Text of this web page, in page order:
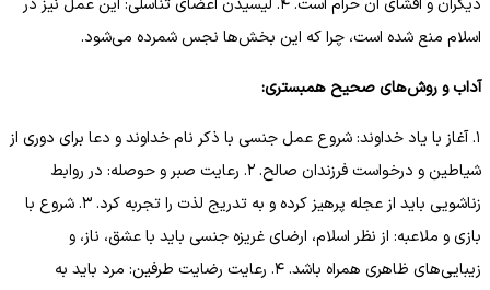
دیگران و افشای آن حرام است. ۴. لیسیدن اعضای تناسلی: این عمل نیز در
اسلام منع شده است، چرا که این بخش‌ها نجس شمرده می‌شود.
آداب و روش‌های صحیح همبستری:
۱. آغاز با یاد خداوند: شروع عمل جنسی با ذکر نام خداوند و دعا برای دوری از
شیاطین و درخواست فرزندان صالح. ۲. رعایت صبر و حوصله: در روابط
زناشویی باید از عجله پرهیز کرده و به تدریج لذت را تجربه کرد. ۳. شروع با
بازی و ملاعبه: از نظر اسلام، ارضای غریزه جنسی باید با عشق، ناز، و
زیبایی‌های ظاهری همراه باشد. ۴. رعایت رضایت طرفین: مرد باید به